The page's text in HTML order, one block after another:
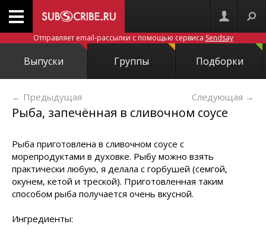
Отправляет email-рассылки с помощью сервиса Sendsay
Выпуски Группы Подборки
← Предыдущая Следующая →
Рыба, запечённая в сливочном соусе
Рыба приготовлена в сливочном соусе с
морепродуктами в духовке. Рыбу можно взять
практически любую, я делала с горбушей (семгой,
окунем, кетой и треской). Приготовленная таким
способом рыба получается очень вкусной.
Ингредиенты: